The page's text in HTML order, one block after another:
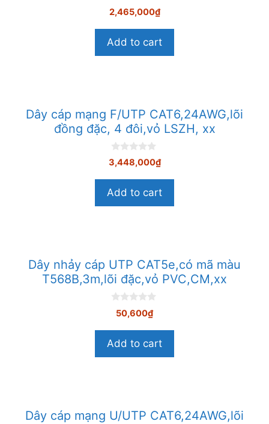
0
n
à
5
2,465,000₫
Add to cart
Dây cáp mạng F/UTP CAT6,24AWG,lõi
đồng đặc, 4 đôi,vỏ LSZH, xx
0
n
à
5
3,448,000₫
Add to cart
Dây nhảy cáp UTP CAT5e,có mã màu
T568B,3m,lõi đặc,vỏ PVC,CM,xx
à
5
50,600₫
Add to cart
Dây cáp mạng U/UTP CAT6,24AWG,lõi